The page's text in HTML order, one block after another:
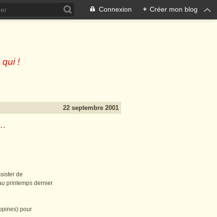
Connexion + Créer mon blog
qui !
22 septembre 2001
de
printemps dernier
pour